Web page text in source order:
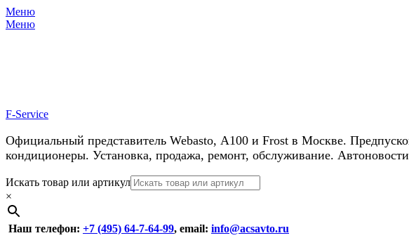
Меню
Меню
F-Service
Официальный представитель Webasto, А100 и Frost в Москве.
кондиционеры. Установка, продажа, ремонт, обслуживание.
Header
Right
Menu
Перейти
к
содержимому
Искать товар или артикул
×
Наш телефон: +7 (495) 64-7-64-99, email: info@acsavto.ru